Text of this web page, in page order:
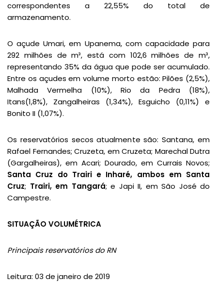
correspondentes a 22,55% do total de
armazenamento.
O açude Umari, em Upanema, com capacidade para
292 milhões de m³, está com 102,6 milhões de m³,
representando 35% da água que pode ser acumulado.
Entre os açudes em volume morto estão: Pilões (2,5%),
Malhada Vermelha (10%), Rio da Pedra (18%),
Itans(1,8%), Zangalheiras (1,34%), Esguicho (0,11%) e
Bonito II (1,07%).
Os reservatórios secos atualmente são: Santana, em
Rafael Fernandes; Cruzeta, em Cruzeta; Marechal Dutra
(Gargalheiras), em Acari; Dourado, em Currais Novos;
Santa Cruz do Trairi e Inharé, ambos em Santa
Cruz; Trairi, em Tangará; e Japi II, em São José do
Campestre.
SITUAÇÃO VOLUMÉTRICA
Principais reservatórios do RN
Leitura: 03 de janeiro de 2019